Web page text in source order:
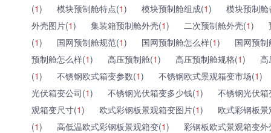
(1) 模块预制舱特点(1) 模块预制舱组成(1)
模块预制
外壳图片(1) 集装箱预制舱外壳(1) 二次预制舱外壳(1)
(1) 国网预制舱规范(1) 国网预制舱怎么样(1)
国网预
预制舱怎么样(1) 高压预制舱(1) 高压预制舱规格(1)
高
(1) 不锈钢欧式箱变参数(1) 不锈钢欧式景观箱变市场(1)
光伏箱变公司(1) 不锈钢光伏箱变多少钱(1)
不锈钢光伏
观箱变尺寸(1) 欧式彩钢板景观箱变图片(1)
欧式彩钢板
(1) 高低温欧式彩钢板景观箱变(1)
彩钢板欧式景观箱变外